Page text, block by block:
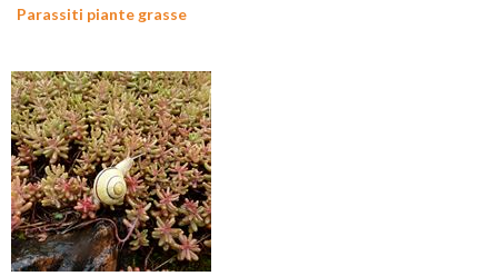
Parassiti piante grasse